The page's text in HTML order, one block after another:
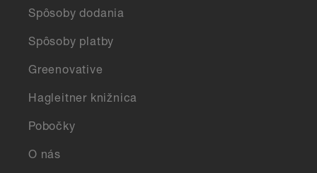
Spôsoby dodania
Spôsoby platby
Greenovative
Hagleitner knižnica
Pobočky
O nás